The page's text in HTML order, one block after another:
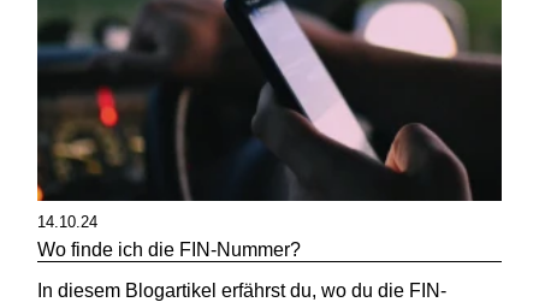
14.10.24
Wo finde ich die FIN-Nummer?
In diesem Blogartikel erfährst du, wo du die FIN-